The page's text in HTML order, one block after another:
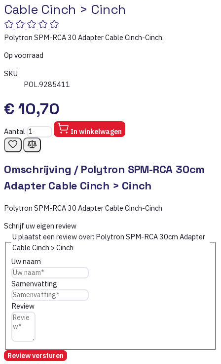
Cable Cinch > Cinch
Polytron SPM-RCA 30 Adapter Cable Cinch-Cinch.
Op voorraad
SKU
POL.9285411
€ 10,70
Aantal In winkelwagen
Omschrijving / Polytron SPM-RCA 30cm
Adapter Cable Cinch > Cinch
Polytron SPM-RCA 30 Adapter Cable Cinch-Cinch
Schrijf uw eigen review
U plaatst een review over: Polytron SPM-RCA 30cm Adapter
Cable Cinch > Cinch
Uw naam
Samenvatting
Review
Review versturen